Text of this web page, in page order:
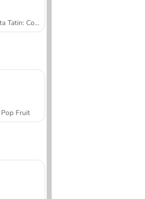
Tarta Tatin: Cocina con Sara
Pop Fruit